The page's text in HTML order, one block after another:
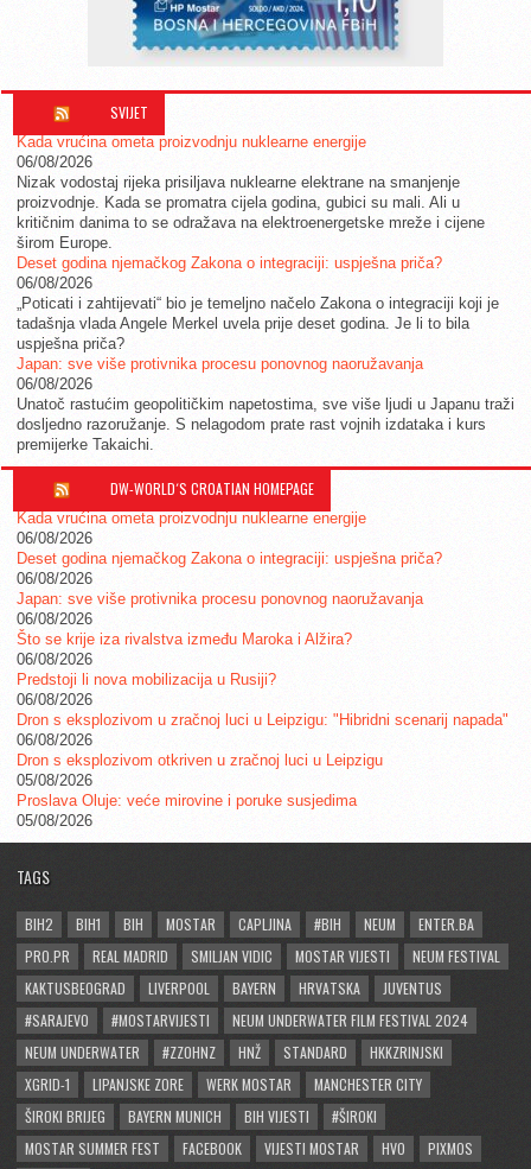
SVIJET
Kada vrućina ometa proizvodnju nuklearne energije
06/08/2026
Nizak vodostaj rijeka prisiljava nuklearne elektrane na smanjenje
proizvodnje. Kada se promatra cijela godina, gubici su mali. Ali u
kritičnim danima to se odražava na elektroenergetske mreže i cijene
širom Europe.
Deset godina njemačkog Zakona o integraciji: uspješna priča?
06/08/2026
„Poticati i zahtijevati“ bio je temeljno načelo Zakona o integraciji koji je
tadašnja vlada Angele Merkel uvela prije deset godina. Je li to bila
uspješna priča?
Japan: sve više protivnika procesu ponovnog naoružavanja
06/08/2026
Unatoč rastućim geopolitičkim napetostima, sve više ljudi u Japanu traži
dosljedno razoružanje. S nelagodom prate rast vojnih izdataka i kurs
premijerke Takaichi.
DW-WORLD´S CROATIAN HOMEPAGE
Kada vrućina ometa proizvodnju nuklearne energije
06/08/2026
Deset godina njemačkog Zakona o integraciji: uspješna priča?
06/08/2026
Japan: sve više protivnika procesu ponovnog naoružavanja
06/08/2026
Što se krije iza rivalstva između Maroka i Alžira?
06/08/2026
Predstoji li nova mobilizacija u Rusiji?
06/08/2026
Dron s eksplozivom u zračnoj luci u Leipzigu: "Hibridni scenarij napada"
06/08/2026
Dron s eksplozivom otkriven u zračnoj luci u Leipzigu
05/08/2026
Proslava Oluje: veće mirovine i poruke susjedima
05/08/2026
TAGS
BIH2 BIH1 BIH MOSTAR CAPLJINA #BIH NEUM
ENTER.BA
PRO.PR
REAL MADRID SMILJAN VIDIC MOSTAR VIJESTI
NEUM FESTIVAL
KAKTUSBEOGRAD
LIVERPOOL BAYERN HRVATSKA
JUVENTUS
#SARAJEVO
#MOSTARVIJESTI
NEUM UNDERWATER FILM FESTIVAL 2024
NEUM UNDERWATER
#ZZOHNZ HNŽ STANDARD
HKKZRINJSKI
XGRID-1
LIPANJSKE ZORE WERK MOSTAR
MANCHESTER CITY
ŠIROKI BRIJEG
BAYERN MUNICH BIH VIJESTI
#ŠIROKI
MOSTAR SUMMER FEST
FACEBOOK VIJESTI MOSTAR HVO
PIXMOS